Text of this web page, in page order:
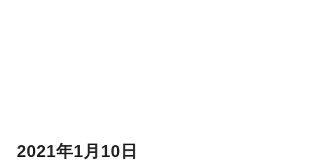
2021年1月10日